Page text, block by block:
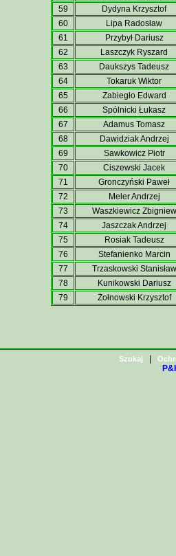
59
Dydyna Krzysztof
60
Lipa Radosław
61
Przybył Dariusz
62
Laszczyk Ryszard
63
Daukszys Tadeusz
64
Tokaruk Wiktor
65
Zabiegło Edward
66
Spólnicki Łukasz
67
Adamus Tomasz
68
Dawidziak Andrzej
69
Sawkowicz Piotr
70
Ciszewski Jacek
71
Gronczyński Paweł
72
Meler Andrzej
73
Waszkiewicz Zbigniew
74
Jaszczak Andrzej
75
Rosiak Tadeusz
76
Stefanienko Marcin
77
Trzaskowski Stanisław
78
Kunikowski Dariusz
79
Żołnowski Krzysztof
Szukaj